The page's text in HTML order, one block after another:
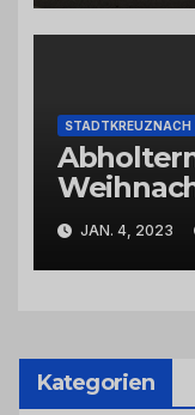
STADTKREUZNACH
JAN. 4, 2023
Kategorien